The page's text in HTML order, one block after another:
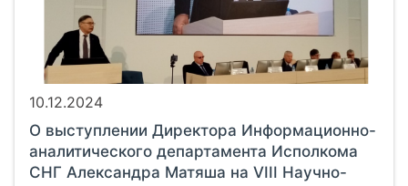
10.12.2024
О выступлении Директора Информационно-
аналитического департамента Исполкома
СНГ Александра Матяша на VIII Научно-